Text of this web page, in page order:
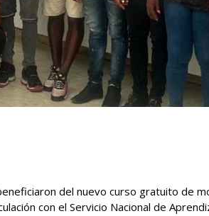
del nuevo curso gratuito de
con el Servicio Nacional de